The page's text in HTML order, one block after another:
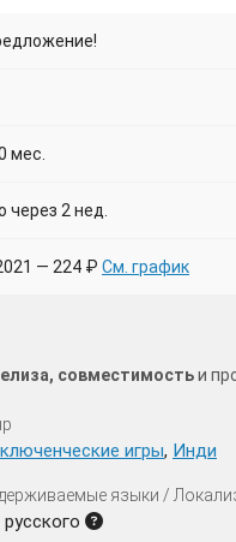
мес.
2 нед.
— 224 ₽ См. график
совместимостьи
игры, Инди
языки /